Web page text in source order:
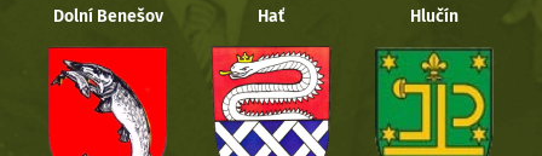
Dolní Benešov Hať Hlučín